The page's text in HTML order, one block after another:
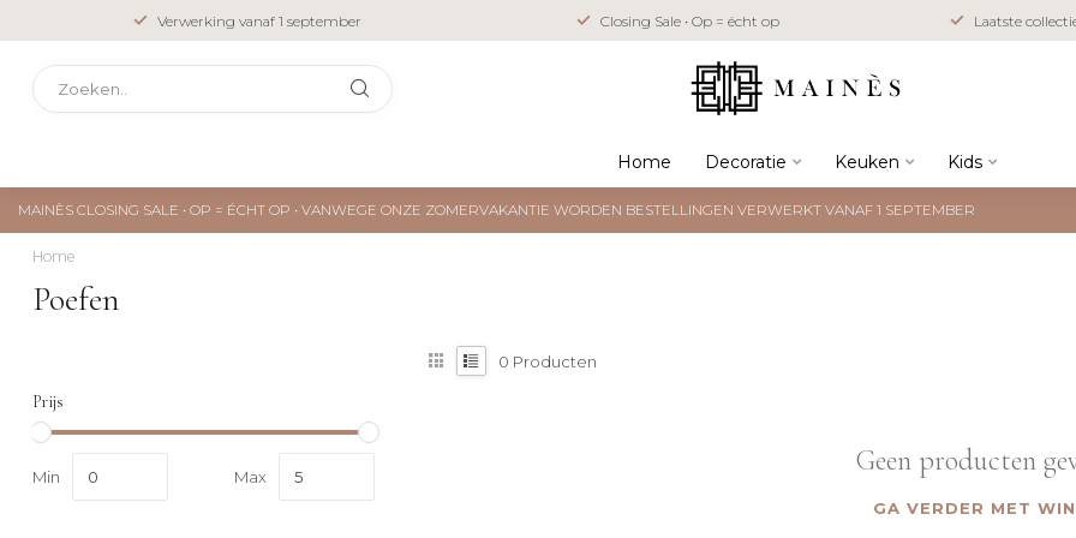
Verwerking vanaf 1 september Closing Sale • Op = écht op Laatste
Home Decoratie Keuken Kids
MAINÈS CLOSING SALE • OP = ÉCHT OP • VANWEGE ONZE ZOMERVAKANTIE WORDEN BESTELLINGEN VERWERKT VANAF 1 SEPTEMBER
Home
Poefen
Prijs
Min Max
0 Producten
Geen producten
GA VERDER MET